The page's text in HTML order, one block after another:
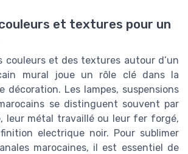
et textures pour un
couleurs et des textures autour d’un
mural joue un rôle clé dans la
décoration. Les lampes, suspensions
se distinguent souvent par
leur métal travaillé ou leur fer forgé,
electrique noir. Pour sublimer
marocaines, il est essentiel de